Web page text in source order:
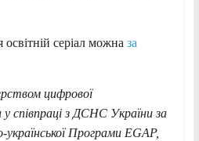
серіал можна за
цифрової
співпраці з ДСНС України за
Програми EGAP,